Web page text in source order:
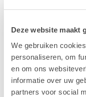
Deze website maakt
We gebruiken
personaliseren, om
en om ons
informatie over uw
partners voor social
iPhone